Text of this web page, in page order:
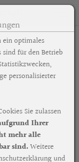
+ 3]
+ 4]
ein optimales
für den Betrieb
personalisierter
Sie zulassen
Ihrer
mehr alle
sind.Weitere
und